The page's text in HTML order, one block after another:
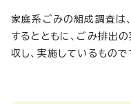
家庭系ごみの組成調査は
するとともに、ごみ排出
収し、実施しているもので